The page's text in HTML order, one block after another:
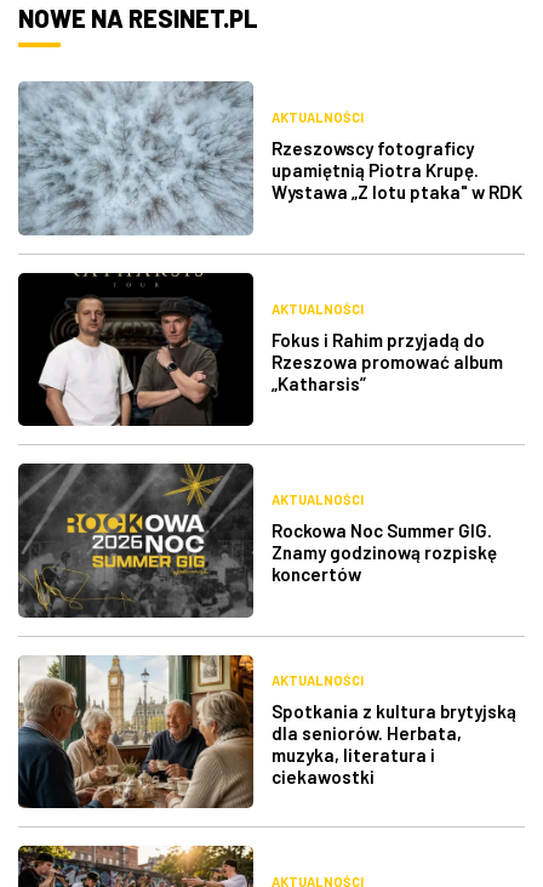
NOWE NA RESINET.PL
AKTUALNOŚCI
Rzeszowscy fotograficy
upamiętnią Piotra Krupę.
Wystawa „Z lotu ptaka" w RDK
AKTUALNOŚCI
Fokus i Rahim przyjadą do
Rzeszowa promować album
„Katharsis”
AKTUALNOŚCI
Rockowa Noc Summer GIG.
Znamy godzinową rozpiskę
koncertów
AKTUALNOŚCI
Spotkania z kultura brytyjską
dla seniorów. Herbata,
muzyka, literatura i
ciekawostki
AKTUALNOŚCI